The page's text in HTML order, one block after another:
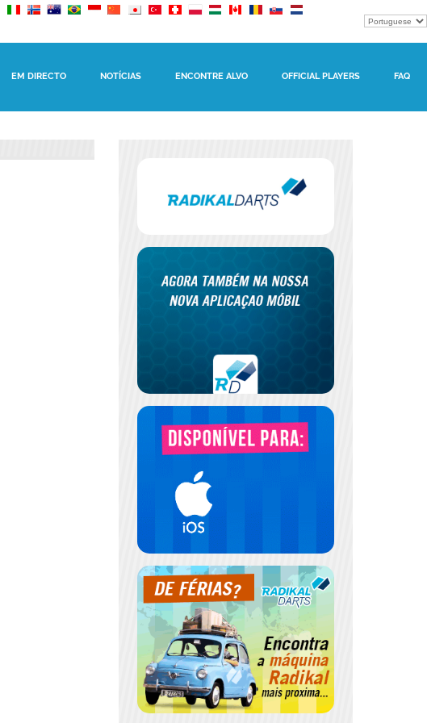
EM DIRECTO NOTÍCIAS ENCONTRE ALVO OFFICIAL PLAYERS FAQ